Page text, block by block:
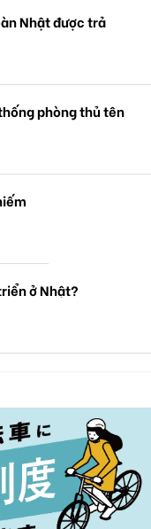
Nhật được trả
phòng thủ tên
ở Nhật?